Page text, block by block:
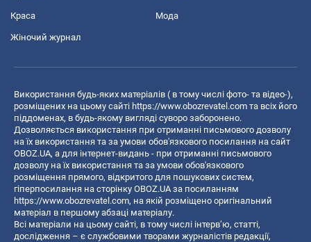
Краса Мода
Жіночий журнал
Використання будь-яких матеріалів ( в тому числі фото- та відео-),
розміщених на цьому сайті https://www.obozrevatel.com та всіх його
піддоменах, в будь-якому вигляді суворо заборонено.
Дозволяється використання при отриманні письмового дозволу
на їх використання та за умови обов'язкового посилання на сайт
OBOZ.UA, а для інтернет-видань - при отриманні письмового
дозволу на їх використання та за умови обов'язкового
розміщення прямого, відкритого для пошукових систем,
гіперпосилання на сторінку OBOZ.UA за посиланням
https://www.obozrevatel.com, на якій розміщено оригінальний
матеріал в першому абзаці матеріалу.
Всі матеріали на цьому сайті, в тому числі інтерв’ю, статті,
дослідження – є службовими творами журналістів редакції,